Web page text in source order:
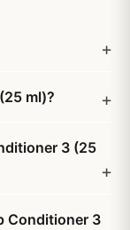
ml)?
3 (25
Conditioner 3